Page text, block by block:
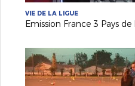
VIE DE LA LIGUE